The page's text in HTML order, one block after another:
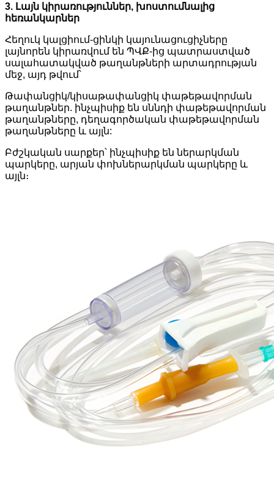
3. Լայն կիրառություններ, խոստումնալից
հեռանկարներ
Հեղուկ կալցիում-ցինկի կայունացուցիչները
լայնորեն կիրառվում են ՊՎՔ-ից պատրաստված
սալահատակված թաղանթների արտադրության
մեջ, այդ թվում՝
Թափանցիկ/կիսաթափանցիկ փաթեթավորման
թաղանթներ. ինչպիսիք են սննդի փաթեթավորման
թաղանթները, դեղագործական փաթեթավորման
թաղանթները և այլն:
Բժշկական սարքեր՝ ինչպիսիք են ներարկման
պարկերը, արյան փոխներարկման պարկերը և
այլն։